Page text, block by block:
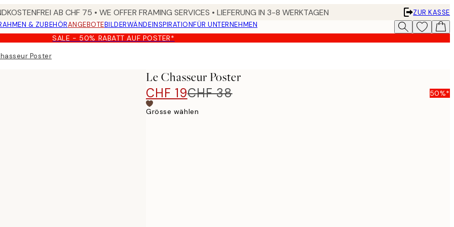
AB CHF 75 • WE OFFER FRAMING SERVICES • LIEFERUNG IN 3-8 WERKTAGEN
ZUR KASSE
& ZUBEHÖRANGEBOTEBILDERWÄNDEINSPIRATIONFÜR UNTERNEHMEN
SALE - 50% RABATT AUF POSTER*
Poster
Le Chasseur Poster
CHF 19CHF 38 50%*
Grösse wählen